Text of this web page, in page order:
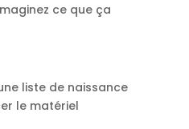
ce que ça
liste de naissance
le matériel